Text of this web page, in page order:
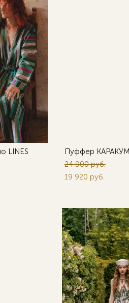
LINES
Пуффер КАРАКУМ
24 900 pуб.
19 920 pуб.